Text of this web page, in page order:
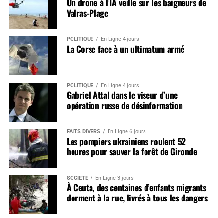
Valras-Plage
POLITIQUE En Ligne 4 jours
La Corse face à un ultimatum armé
POLITIQUE En Ligne 4 jours
Gabriel Attal dans le viseur d’une
opération russe de désinformation
FAITS DIVERS En Ligne 6 jours
Les pompiers ukrainiens roulent 52
heures pour sauver la forêt de Gironde
SOCIÉTÉ En Ligne 3 jours
À Ceuta, des centaines d’enfants migrants
dorment à la rue, livrés à tous les dangers